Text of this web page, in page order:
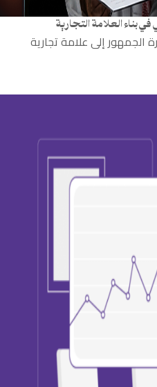
بناء العلامة التجارية
إلى علامة تجارية